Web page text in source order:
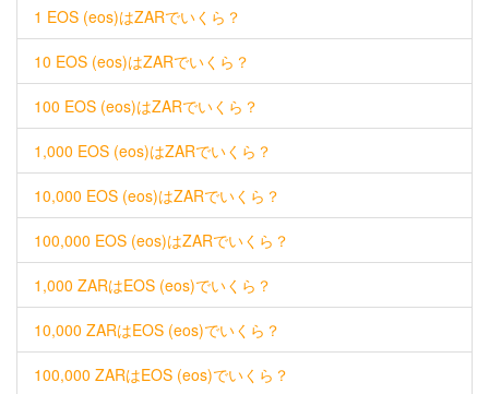
1 EOS (eos)はZARでいくら？
10 EOS (eos)はZARでいくら？
100 EOS (eos)はZARでいくら？
1,000 EOS (eos)はZARでいくら？
10,000 EOS (eos)はZARでいくら？
100,000 EOS (eos)はZARでいくら？
1,000 ZARはEOS (eos)でいくら？
10,000 ZARはEOS (eos)でいくら？
100,000 ZARはEOS (eos)でいくら？